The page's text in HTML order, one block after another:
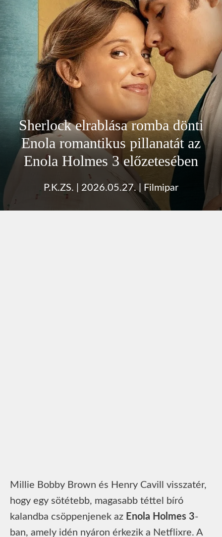
Sherlock elrablása romba dönti
Enola romantikus pillanatát az
Enola Holmes 3 előzetesében
P.K.ZS. 2026.05.27.| Filmipar
Millie Bobby Brown és Henry Cavill visszatér,
hogy egy sötétebb, magasabb téttel bíró
kalandba csöppenjenek az Enola Holmes 3-
ban, amely idén nyáron érkezik a Netflixre. A